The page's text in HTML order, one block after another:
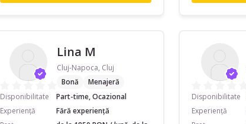
Lina M
Cluj-Napoca, Cluj
Bonă
Menajeră
Disponibilitate
Part-time, Ocazional
Experiență
Fără experiență
Disponibilitate
Experiență